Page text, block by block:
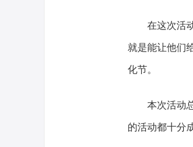
在这次活
就是能让他们
化节。
本次活动
的活动都十分